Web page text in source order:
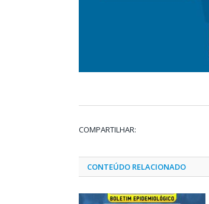
COMPARTILHAR:
CONTEÚDO RELACIONADO